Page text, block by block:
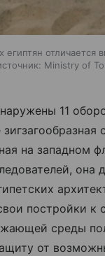
египтян отличается
Ministry of
11
на западном
она
постройки к
среды
от